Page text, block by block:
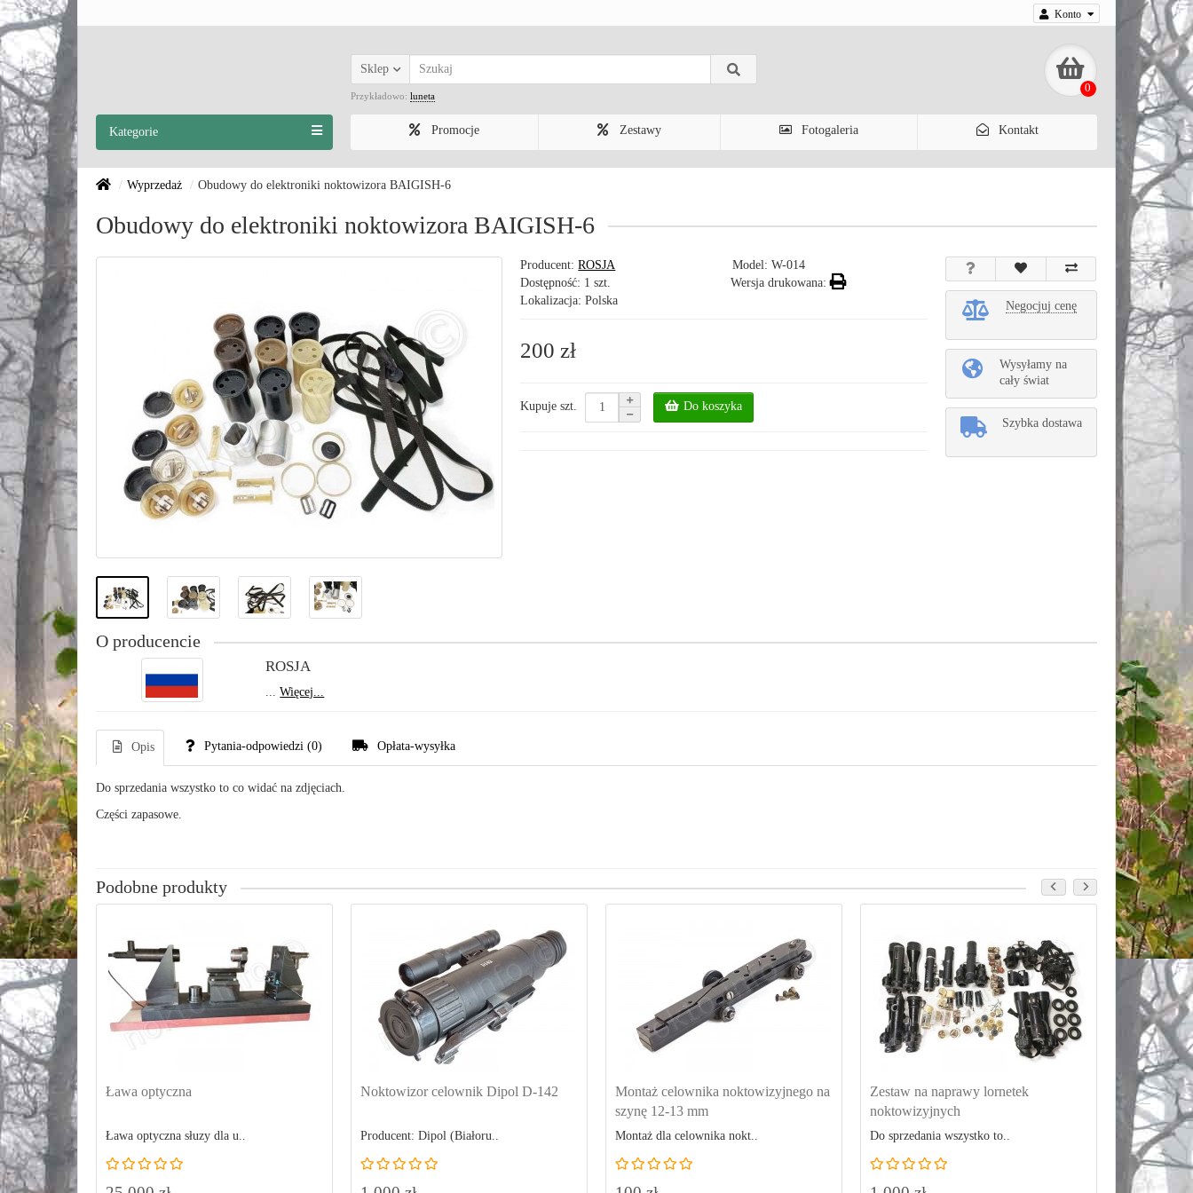
Konto
0
Sklep
Przykładowo: luneta
Promocje Zestawy Fotogaleria Kontakt
Kategorie
Wyprzedaż Obudowy do elektroniki noktowizora BAIGISH-6
Obudowy do elektroniki noktowizora BAIGISH-6
Producent:ROSJA Model:W-014
Wersja drukowana:
Dostępność: 1 szt.
Lokalizacja: Polska
200 zł
Kupuje szt. Do koszyka
Negocjuj cenę
Wysyłamy na
cały świat
Szybka dostawa
O producencie
ROSJA
...Więcej...
Opis Pytania-odpowiedzi (0) Opłata-wysyłka
Do sprzedania wszystko to co widać na zdjęciach.
Części zapasowe.
Podobne produkty
Ława optyczna
Ława optyczna słuzy dla u..
Noktowizor celownik Dipol D-142
Producent: Dipol (Białoru..
Montaż celownika noktowizyjnego na
szynę 12-13 mm
Montaż dla celownika nokt..
Zestaw na naprawy lornetek
noktowizyjnych
Do sprzedania wszystko to..
Części
Do